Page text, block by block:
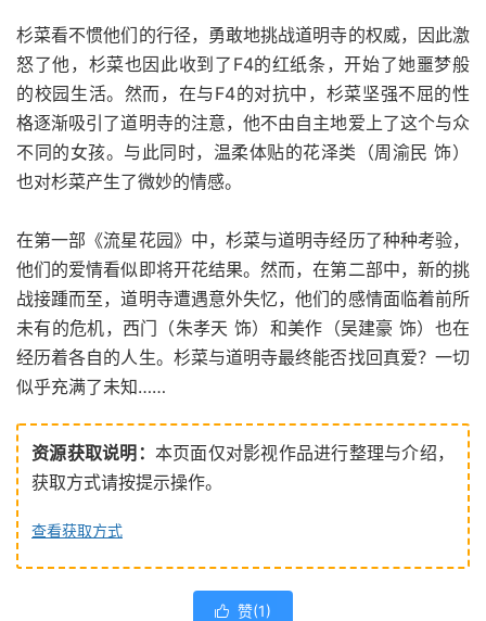
杉菜看不惯他们的行径，勇敢地挑战道明寺的权威，因此激
怒了他，杉菜也因此收到了F4的红纸条，开始了她噩梦般
的校园生活。然而，在与F4的对抗中，杉菜坚强不屈的性
格逐渐吸引了道明寺的注意，他不由自主地爱上了这个与众
不同的女孩。与此同时，温柔体贴的花泽类（周渝民 饰）
也对杉菜产生了微妙的情感。
在第一部《流星花园》中，杉菜与道明寺经历了种种考验，
他们的爱情看似即将开花结果。然而，在第二部中，新的挑
战接踵而至，道明寺遭遇意外失忆，他们的感情面临着前所
未有的危机，西门（朱孝天 饰）和美作（吴建豪 饰）也在
经历着各自的人生。杉菜与道明寺最终能否找回真爱？一切
似乎充满了未知……
资源获取说明： 本页面仅对影视作品进行整理与介绍，
获取方式请按提示操作。
查看获取方式
 赞(1)